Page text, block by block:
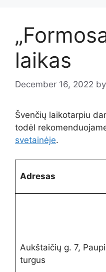
laikas
December 16, 2022 by
Švenčių laikotarpiu
todėl
svetainėje.
Adresas
Aukštaičių g. 7,
turgus